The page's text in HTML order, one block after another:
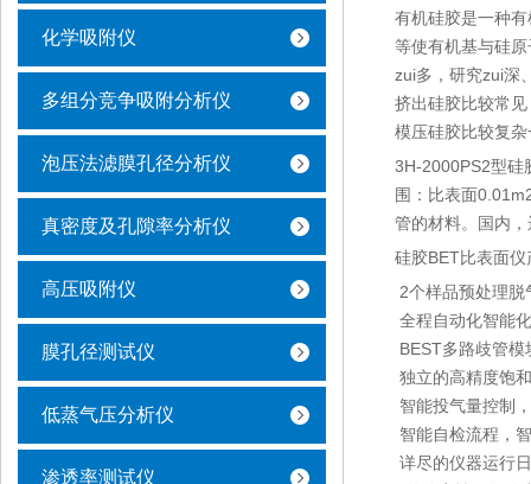
化学吸附仪
多组分竞争吸附分析仪
泡压法滤膜孔径分析仪
真密度及孔隙率分析仪
高压吸附仪
膜孔径测试仪
低蒸气压分析仪
渗透率测试仪
有机硅胶是一种
等使有机基与硅
zui多，研究zui深
挤出硅胶比较常
模压硅胶比较复
3H-2000PS2型硅
围：比表面
管的材料。国内
硅胶BET比表面
2个样品预处理
全程自动化智能
BEST多路歧管
独立的高精度饱
智能投气量控制
智能自检流程，
详尽的仪器运行